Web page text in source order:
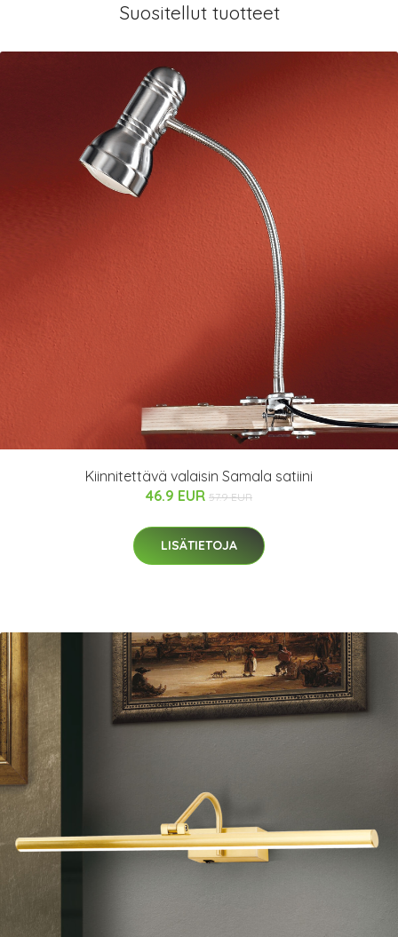
Suositellut tuotteet
Kiinnitettävä valaisin Samala satiini
46.9 EUR 57.9 EUR
LISÄTIETOJA